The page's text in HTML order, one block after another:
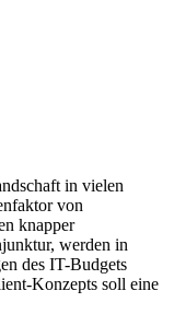
in vielen
von
knapper
werden in
des IT-Budgets
Konzepts soll eine